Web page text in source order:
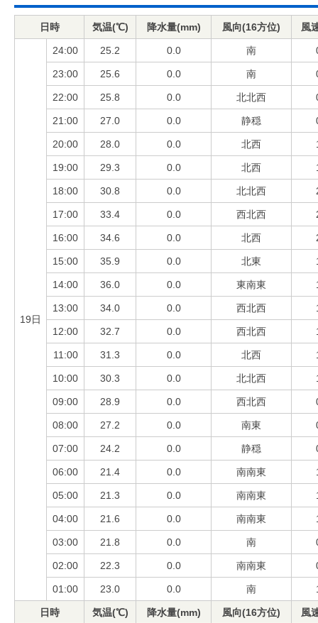
日時 気温(℃) 降水量(mm) 風向(16方位) 風
19日
24:00 25.2 0.0 南
23:00 25.6 0.0 南
22:00 25.8 0.0 北北西
21:00 27.0 0.0 静穏
20:00 28.0 0.0 北西
19:00 29.3 0.0 北西
18:00 30.8 0.0 北北西
17:00 33.4 0.0 西北西
16:00 34.6 0.0 北西
15:00 35.9 0.0 北東
14:00 36.0 0.0 東南東
13:00 34.0 0.0 西北西
12:00 32.7 0.0 西北西
11:00 31.3 0.0 北西
10:00 30.3 0.0 北北西
09:00 28.9 0.0 西北西
08:00 27.2 0.0 南東
07:00 24.2 0.0 静穏
06:00 21.4 0.0 南南東
05:00 21.3 0.0 南南東
04:00 21.6 0.0 南南東
03:00 21.8 0.0 南
02:00 22.3 0.0 南南東
01:00 23.0 0.0 南
日時 気温(℃) 降水量(mm) 風向(16方位) 風